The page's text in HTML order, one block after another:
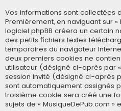
Vos informations sont collectées
Premièrement, en naviguant sur «
logiciel phpBB créera un certain
des petits fichiers textes
temporaires du navigateur
deux premiers cookies ne
utilisateur (désigné ci-après par
session invité (désigné ci-après
sont automatiquement assignés
troisième cookie sera créé une
sujets de « MusiqueDePub.com »